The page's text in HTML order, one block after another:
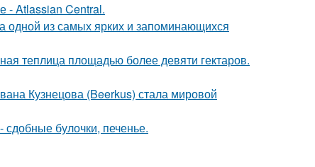
- Atlassian Central.
одной из самых ярких и запоминающихся
теплица площадью более девяти гектаров.
Кузнецова (Beerkus) стала мировой
булочки, печенье.